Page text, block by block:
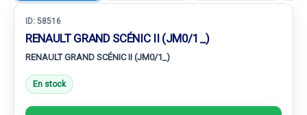
ID: 58516
RENAULT GRAND SCÉNIC II (JM0/1_)
RENAULT GRAND SCÉNIC II (JM0/1_)
En stock